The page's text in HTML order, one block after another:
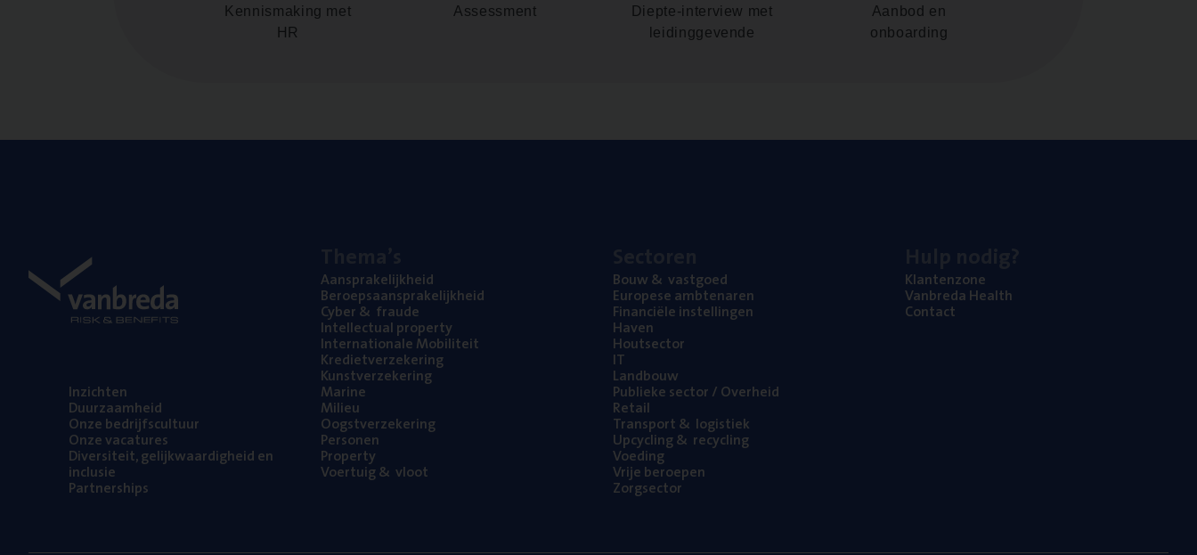
Kennismaking met
HR
Assessment
Diepte-interview met
leidinggevende
Aanbod en
onboarding
Inzich­ten
Duur­zaam­heid
Onze bedrijfs­cul­tuur
Onze vaca­tu­res
Diver­si­teit, gelijk­waar­dig­heid en
inclusie
Part­ner­ships
Aan­spra­ke­lijk­heid
Beroeps­aan­spra­ke­lijk­heid
Cyber& fraude
Intel­lec­tu­al property
Inter­na­ti­o­na­le Mobiliteit
Kre­diet­ver­ze­ke­ring
Kunst­ver­ze­ke­ring
Mari­ne
Mili­eu
Oogst­ver­ze­ke­ring
Per­so­nen
Pro­per­ty
Voer­tuig& vloot
Bouw& vastgoed
Euro­pe­se ambtenaren
Finan­ci­ë­le instellingen
Haven
Hout­sec­tor
IT
Land­bouw
Publie­ke sec­tor / Overheid
Retail
Trans­port& logistiek
Upcy­cling& recycling
Voe­ding
Vrije beroe­pen
Zorg­sec­tor
Klan­ten­zo­ne
Van­b­re­da Health
Con­tact